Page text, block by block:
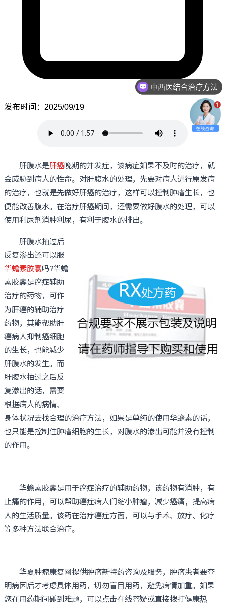
发布时间：2025/09/19
肝腹水是肝癌晚期的并发症，该病症如果不及时的治疗，就
会威胁到病人的性命。对肝腹水的处理，先要对病人进行原发病
的治疗，也就是先做好肝癌的治疗，这样可以控制肿瘤生长，也
便能改善腹水。在治疗肝癌期间，还需要做好腹水的处理，可以
使用利尿剂消肿利尿，有利于腹水的排出。
肝腹水抽过后
反复渗出还可以服
华蟾素胶囊吗?华蟾
素胶囊是癌症辅助
治疗的药物，可作
为肝癌的辅助治疗
药物，其能帮助肝
癌病人抑制癌细胞
的生长，也能减少
肝腹水的发生。而
肝腹水抽过之后反
复渗出的话，需要
根据病人的病情、
身体状况去找合理的治疗方法，如果是单纯的使用华蟾素的话，
也只能是控制住肿瘤细胞的生长，对腹水的渗出可能并没有控制
的作用。
华蟾素胶囊是用于癌症治疗的辅助药物，该药物有消肿，有
止痛的作用，可以帮助癌症病人们缩小肿瘤，减少癌痛，提高病
人的生活质量。该药在治疗癌症方面，可以与手术、放疗、化疗
等多种方法联合治疗。
华夏肿瘤康复网提供肿瘤新特药咨询及服务，肿瘤患者要查
明病因后才考虑具体用药，切勿盲目用药，避免病情加重。如果
您在用药期间碰到难题，可以点击在线答疑或直接拨打健康热
中西医结合治疗方法